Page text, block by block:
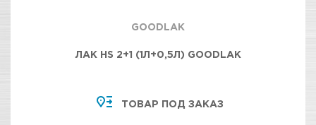
GOODLAK
ЛАК HS 2+1 (1Л+0,5Л) GOODLAK
ТОВАР ПОД ЗАКАЗ